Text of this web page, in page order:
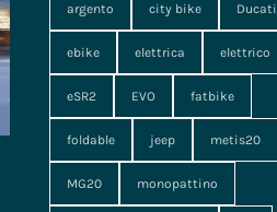
argento city bike Ducati
ebike elettrica elettrico
eSR2 EVO fatbike
foldable jeep metis20
MG20 monopattino